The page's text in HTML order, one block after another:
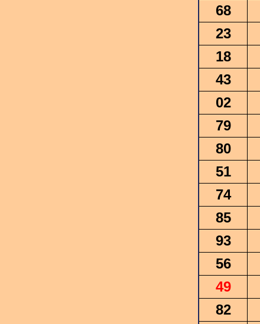
68
23
18
43
02
79
80
51
74
85
93
56
49
82